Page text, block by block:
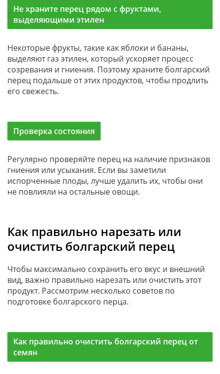
Не храните перец рядом с фруктами,
выделяющими этилен
Некоторые фрукты, такие как яблоки и бананы,
выделяют газ этилен, который ускоряет процесс
созревания и гниения. Поэтому храните болгарский
перец подальше от этих продуктов, чтобы продлить
его свежесть.
Проверка состояния
Регулярно проверяйте перец на наличие признаков
гниения или усыхания. Если вы заметили
испорченные плоды, лучше удалить их, чтобы они
не повлияли на остальные овощи.
Как правильно нарезать или
очистить болгарский перец
Чтобы максимально сохранить его вкус и внешний
вид, важно правильно нарезать или очистить этот
продукт. Рассмотрим несколько советов по
подготовке болгарского перца.
Как правильно очистить болгарский перец от
семян